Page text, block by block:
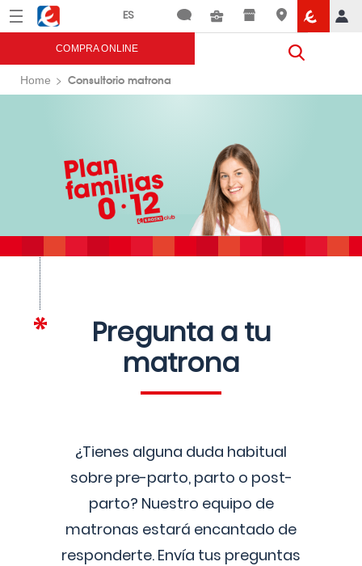
Menú Eroski
COMPRA ONLINE
Home Consultorio matrona
Pregunta a tu
matrona
¿Tienes alguna duda habitual
sobre pre-parto, parto o post-
parto? Nuestro equipo de
matronas estará encantado de
responderte. Envía tus preguntas